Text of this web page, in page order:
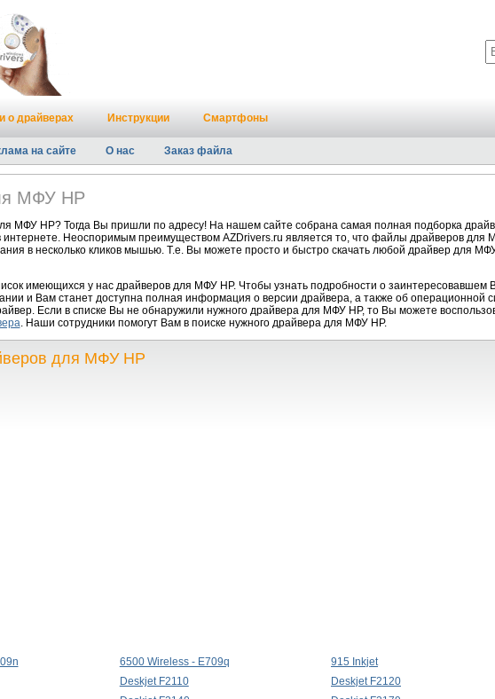
о драйверах Инструкции Смартфоны
на сайте О нас Заказ файла
МФУ HP
МФУ HP? Тогда Вы пришли по адресу! На нашем сайте собрана самая полная подборка
интернете. Неоспоримым преимуществом AZDrivers.ru является то, что файлы драйверов для
в несколько кликов мышью. Т.е. Вы можете просто и быстро скачать любой драйвер для
имеющихся у нас драйверов для МФУ HP. Чтобы узнать подробности о заинтересовавшем
и Вам станет доступна полная информация о версии драйвера, а также об операционной
Если в списке Вы не обнаружили нужного драйвера для МФУ HP, то Вы можете
. Наши сотрудники помогут Вам в поиске нужного драйвера для МФУ HP.
для МФУ HP
6500 Wireless - E709q
915 Inkjet
Deskjet F2110
Deskjet F2120